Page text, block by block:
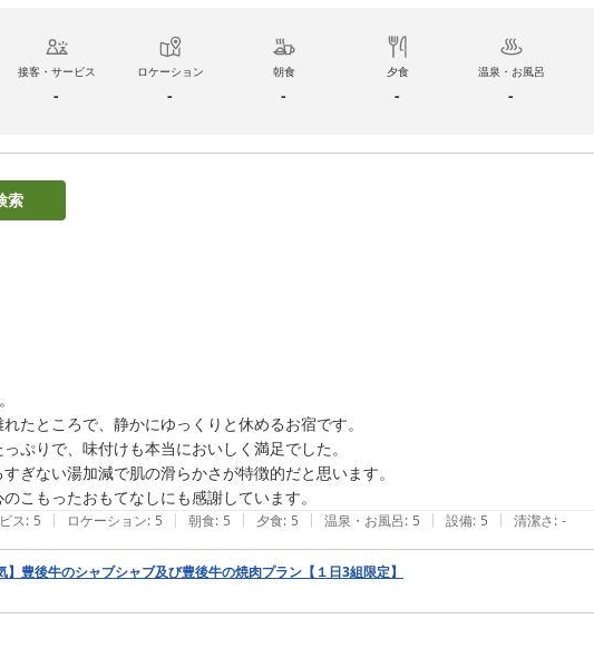
接客・サービス
-
ロケーション
-
朝食
-
夕食
-
温泉・お風呂
-
索
たところで、静かにゆっくりと休めるお宿です。
ぷりで、味付けも本当においしく満足でした。
ぎない湯加減で肌の滑らかさが特徴的だと思います。
こもったおもてなしにも感謝しています。
ス: 5 | ロケーション: 5 | 朝食: 5 | 夕食: 5 | 温泉・お風呂: 5 | 設備: 5 | 清潔さ: -
】豊後牛のシャブシャブ及び豊後牛の焼肉プラン【１日3組限定】